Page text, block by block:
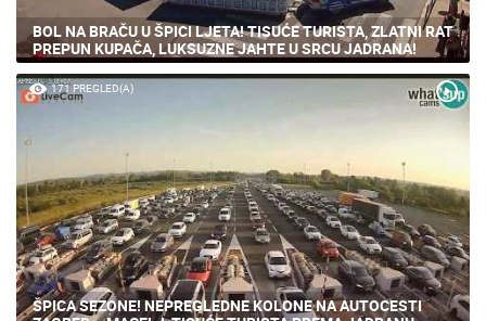
BOL NA BRAČU U ŠPICI LJETA! TISUĆE TURISTA, ZLATNI RAT
PREPUN KUPAČA, LUKSUZNE JAHTE U SRCU JADRANA!
171 PREGLED(A)
ŠPICA SEZONE! NEPREGLEDNE KOLONE NA AUTOCESTI